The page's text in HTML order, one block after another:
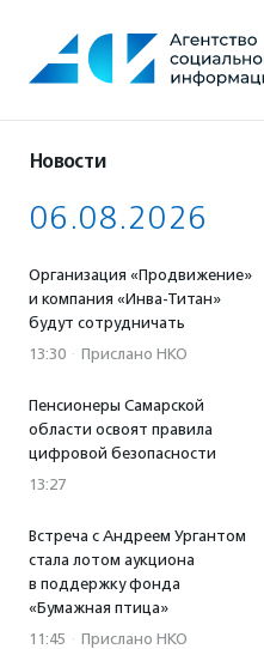
содержанию
Новости
06.08.2026
Организация «Продвижение»
и компания «Инва-Титан»
будут сотрудничать
13:30 · Прислано НКО
Пенсионеры Самарской
области освоят правила
цифровой безопасности
13:27
Встреча с Андреем Ургантом
стала лотом аукциона
в поддержку фонда
«Бумажная птица»
11:45 · Прислано НКО